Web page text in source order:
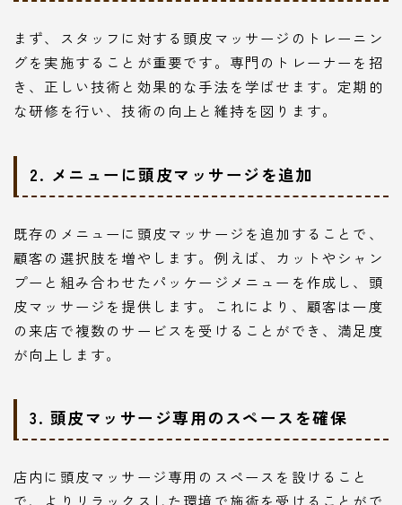
まず、スタッフに対する頭皮マッサージのトレーニン
グを実施することが重要です。専門のトレーナーを招
き、正しい技術と効果的な手法を学ばせます。定期的
な研修を行い、技術の向上と維持を図ります。
2. メニューに頭皮マッサージを追加
既存のメニューに頭皮マッサージを追加することで、
顧客の選択肢を増やします。例えば、カットやシャン
プーと組み合わせたパッケージメニューを作成し、頭
皮マッサージを提供します。これにより、顧客は一度
の来店で複数のサービスを受けることができ、満足度
が向上します。
3. 頭皮マッサージ専用のスペースを確保
店内に頭皮マッサージ専用のスペースを設けること
で、よりリラックスした環境で施術を受けることがで